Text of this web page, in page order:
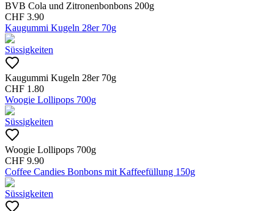
BVB Cola und Zitronenbonbons 200g
CHF 3.90
Kaugummi Kugeln 28er 70g
Süssigkeiten
Kaugummi Kugeln 28er 70g
CHF 1.80
Woogie Lollipops 700g
Süssigkeiten
Woogie Lollipops 700g
CHF 9.90
Coffee Candies Bonbons mit Kaffeefüllung 150g
Süssigkeiten